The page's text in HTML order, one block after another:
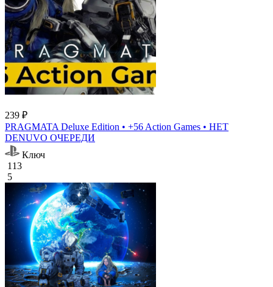
239 ₽
PRAGMATA Deluxe Edition • +56 Action Games • НЕТ
DENUVO ОЧЕРЕДИ
Ключ
113
5